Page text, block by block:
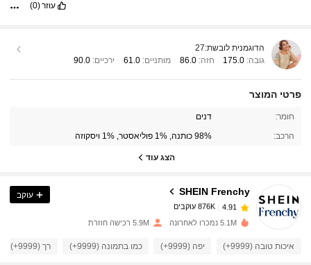
עוזר(0)
הדוגמנית לובשת:27
גובה: 175.0 חזה:86.0 מותניים: 61.0 ירכיים: 90.0
פרטי המוצר
חומר: דנים
הרכב: 98% כותנה, 1% פוליאסטר, 1% ויסקוזה
הצג עוד
SHEIN Frenchy
876K עוקבים
h***4
שילםלפני יום אחד
4.91
עוקב
5.1M נמכרו לאחרונה 5.9M רכישה חוזרת
איכות טובה (9999+) יפה (9999+) כמו בתמונה (9999+) רך (9999+)